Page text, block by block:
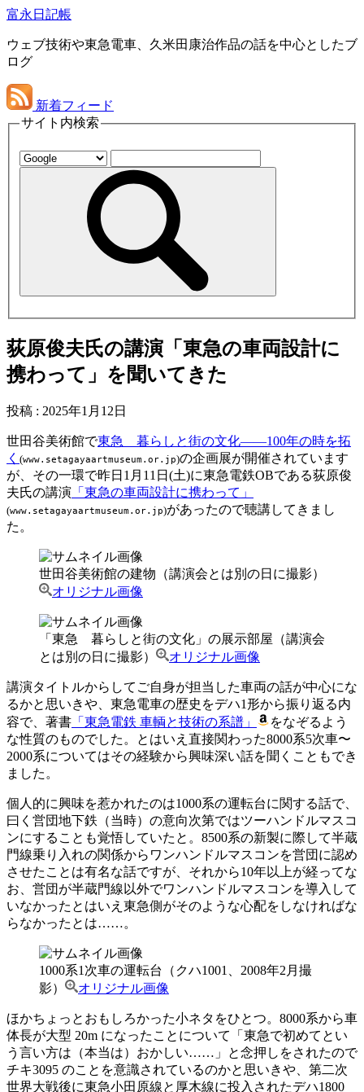
富永日記帳
ウェブ技術や東急電車、久米田康治作品の話を中心としたブ
ログ
新着フィード
サイト内検索
荻原俊夫氏の講演「東急の車両設計に
携わって」を聞いてきた
投稿 : 2025年1月12日
世田谷美術館で東急 暮らしと街の文化――100年の時を拓
く (www.setagayaartmuseum.or.jp)の企画展が開催されています
が、その一環で昨日1月11日(土)に東急電鉄OBである荻原俊
夫氏の講演 「東急の車両設計に携わって」
(www.setagayaartmuseum.or.jp)があったので聴講してきまし
た。
世田谷美術館の建物（講演会とは別の日に撮影）
オリジナル画像
「東急 暮らしと街の文化」の展示部屋（講演会
とは別の日に撮影）
オリジナル画像
講演タイトルからしてご自身が担当した車両の話が中心にな
るかと思いきや、東急電車の歴史をデハ1形から振り返る内
容で、著書 「東急電鉄 車輌と技術の系譜」
をなぞるよう
な性質のものでした。とはいえ直接関わった8000系5次車〜
2000系についてはその経験から興味深い話を聞くこともでき
ました。
個人的に興味を惹かれたのは1000系の運転台に関する話で、
曰く営団地下鉄（当時）の意向次第ではツーハンドルマスコ
ンにすることも覚悟していたと。8500系の新製に際して半蔵
門線乗り入れの関係からワンハンドルマスコンを営団に認め
させたことは有名な話ですが、それから10年以上が経ってな
お、営団が半蔵門線以外でワンハンドルマスコンを導入して
いなかったとはいえ東急側がそのような心配をしなければな
らなかったとは……。
1000系1次車の運転台（クハ1001、2008年2月撮
影）
オリジナル画像
ほかちょっとおもしろかった小ネタをひとつ。8000系から車
体長が大型 20m になったことについて
東急で初めてとい
う言い方は（本当は）おかしい……
と念押しをされたので
チキ3095 のことを意識されているのかと思いきや、第二次
世界大戦後に東急小田原線と厚木線に投入されたデハ1800